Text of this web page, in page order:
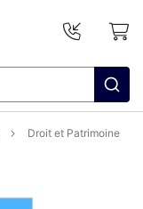
Droit et Patrimoine